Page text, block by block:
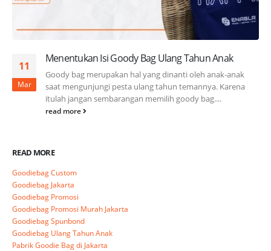
11
Mar
Menentukan Isi Goody Bag Ulang Tahun Anak
Goody bag merupakan hal yang dinanti oleh anak-anak
saat mengunjungi pesta ulang tahun temannya. Karena
itulah jangan sembarangan memilih goody bag....
read more
READ MORE
Goodiebag Custom
Goodiebag Jakarta
Goodiebag Promosi
Goodiebag Promosi Murah Jakarta
Goodiebag Spunbond
Goodiebag Ulang Tahun Anak
Pabrik Goodie Bag di Jakarta